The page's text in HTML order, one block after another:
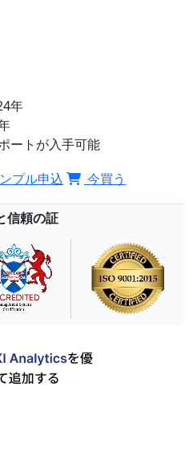
年
ートが入手可能
プル申込 今買う
信頼の証